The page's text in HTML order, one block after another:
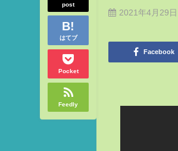
post
はてブ
Pocket
Feedly
2021年4月29日
Facebook